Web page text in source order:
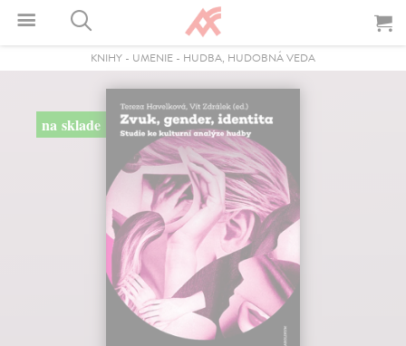
KNIHY - UMENIE - HUDBA, HUDOBNÁ VEDA
na sklade